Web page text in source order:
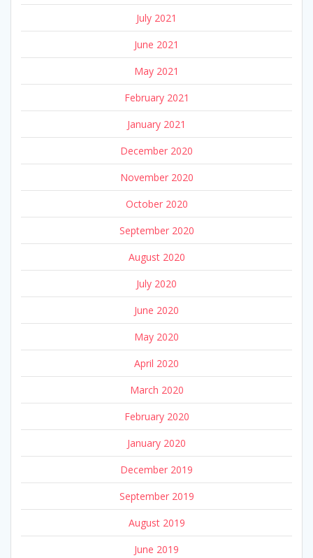
July 2021
June 2021
May 2021
February 2021
January 2021
December 2020
November 2020
October 2020
September 2020
August 2020
July 2020
June 2020
May 2020
April 2020
March 2020
February 2020
January 2020
December 2019
September 2019
August 2019
June 2019